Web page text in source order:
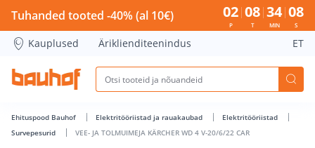
VEE- JA TOLMUIMEJA KÄRCHER WD 4 V-20/6/22 CAR -
Tuhanded tooted -40% (al 10€) 02
P
08
T
34
MIN
08
S
Kauplused Äriklienditeenindus ET
Ehituspood Bauhof Elektritööriistad ja rauakaubad
Elektritööriistad
Survepesurid
VEE- JA TOLMUIMEJA KÄRCHER WD 4 V-20/6/22 CAR